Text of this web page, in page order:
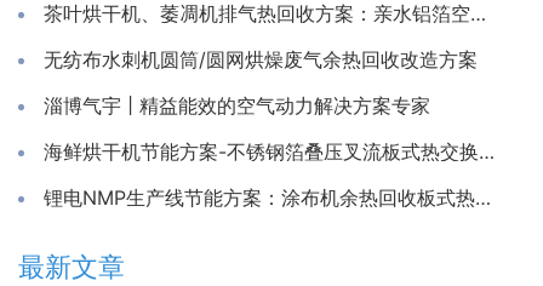
茶叶烘干机、萎凋机排气热回收方案：亲水铝箔空气换热器
无纺布水刺机圆筒/圆网烘燥废气余热回收改造方案
淄博气宇 | 精益能效的空气动力解决方案专家
海鲜烘干机节能方案-不锈钢箔叠压叉流板式热交换芯体
锂电NMP生产线节能方案：涂布机余热回收板式热交换器
最新文章